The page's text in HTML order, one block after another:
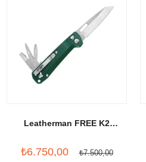
Leatherman FREE K2
₺6.750,00 ₺7.500,00
İndirim